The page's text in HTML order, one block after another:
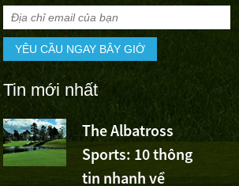
Tin mới nhất
The Albatross
Sports: 10 thông
tin nhanh về